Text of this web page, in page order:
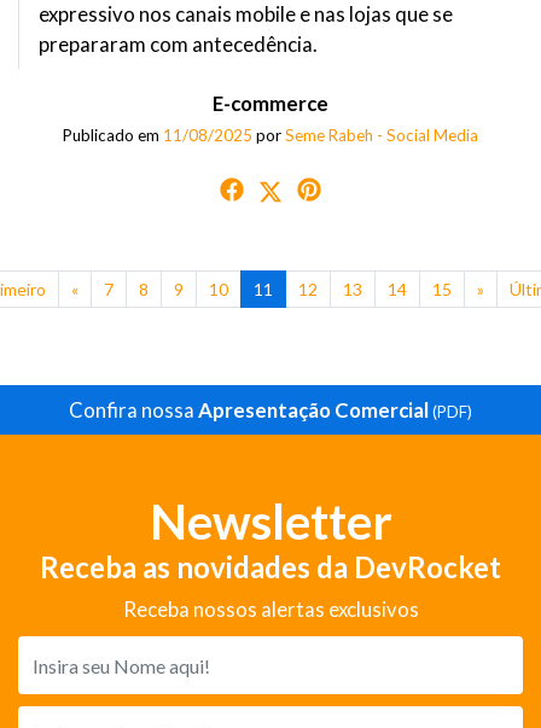
expressivo nos canais mobile e nas lojas que se
prepararam com antecedência.
E-commerce
Publicado em 11/08/2025 porSeme Rabeh - Social Media
« 7 8 9 10 11 12 13 14 15 »
Confira nossaApresentação Comercial(PDF)
Newsletter
Receba as novidades da DevRocket
Receba nossos alertas exclusivos